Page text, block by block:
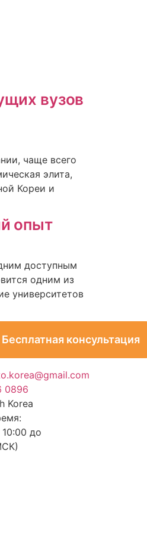
вузов
чаще всего
элита,
Кореи и
опыт
доступным
одним из
университетов
Бесплатная консультация
0896
Korea
до